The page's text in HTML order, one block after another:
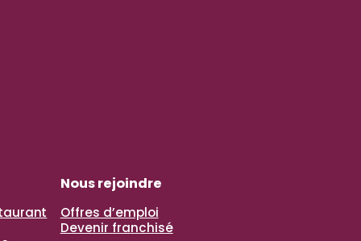
Nous rejoindre
Offres d’emploi
Devenir franchisé